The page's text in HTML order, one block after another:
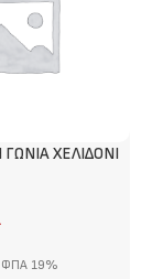
ΧΕΛΙΔΟΝΙ
ΦΠΑ 19%